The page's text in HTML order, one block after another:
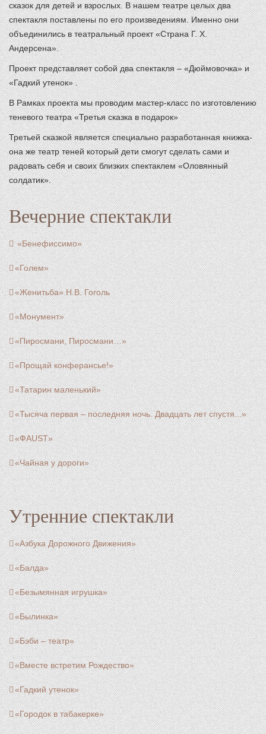
сказок для детей и взрослых. В нашем театре целых два
спектакля поставлены по его произведениям. Именно они
объединились в театральный проект «Страна Г. Х.
Андерсена».
Проект представляет собой два спектакля – «Дюймовочка» и
«Гадкий утенок» .
В Рамках проекта мы проводим мастер-класс по изготовлению
теневого театра «Третья сказка в подарок»
Третьей сказкой является специально разработанная книжка-
она же театр теней который дети смогут сделать сами и
радовать себя и своих близких спектаклем «Оловянный
солдатик».
Вечерние спектакли
«Бенефиссимо»
«Голем»
«Женитьба» Н.В. Гоголь
«Монумент»
«Пиросмани, Пиросмани…»
«Прощай конферансье!»
«Татарин маленький»
«Тысяча первая – последняя ночь. Двадцать лет спустя...»
«ФAUST»
«Чайная у дороги»
Утренние спектакли
«Азбука Дорожного Движения»
«Балда»
«Безымянная игрушка»
«Былинка»
«Бэби – театр»
«Вместе встретим Рождество»
«Гадкий утенок»
«Городок в табакерке»